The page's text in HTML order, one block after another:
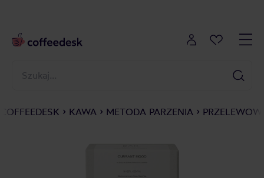
COFFEEDESK KAWA METODA PARZENIA